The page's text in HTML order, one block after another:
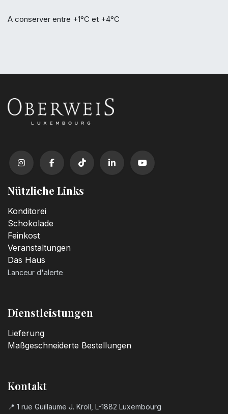
A conserver entre +1°C et +4°C
Nützliche Links
Konditorei
Schokolade
Feinkost
Veranstaltungen
Das Haus
Lanceur d'alerte
Dienstleistungen
Lieferung
Maßgeschneiderte Bestellungen
Kontakt
📍 1 rue Guillaume J. Kroll, L-1882 Luxembourg